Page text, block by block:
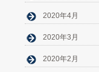
2020年4月
2020年3月
2020年2月